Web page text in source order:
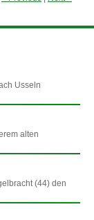
Usseln
alten
(44) den